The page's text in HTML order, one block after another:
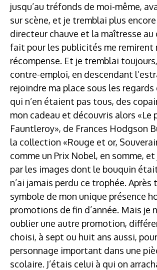
jusqu’au tréfonds de moi-même,
sur scène, et je tremblai plus
directeur chauve et la maîtresse au
fait pour les publicités me remirent
récompense. Et je tremblai
contre-emploi, en descendant
rejoindre ma place sous les regards
qui n’en étaient pas tous, des
mon cadeau et découvris alors «Le
Fauntleroy», de Frances Hodgson
la collection «Rouge et or,
comme un Prix Nobel, en somme,
par les images dont le bouquin
n’ai jamais perdu ce trophée.
symbole de mon unique présence
promotions de fin d’année. Mais je
oublier une autre promotion,
choisi, à sept ou huit ans aussi,
personnage important dans une
scolaire. J’étais celui à qui on